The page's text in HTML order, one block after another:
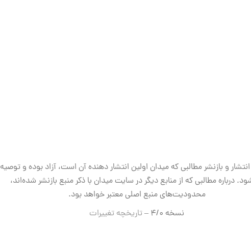
و بازنشر مطالبی که میدان اولین انتشار دهنده آن است، آزاد بوده و توصیه
درباره مطالبی که از منابع دیگر در سایت میدان با ذکر منبع بازنشر شده‌اند،
محدودیت‌های منبع اصلی معتبر خواهد بود.
نسخه ۴/۰ –
تاریخچه تغییرات